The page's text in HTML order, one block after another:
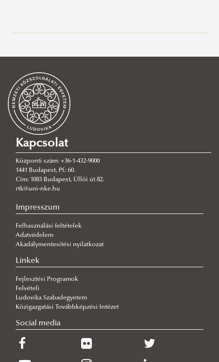
A kar vezetése
Dékán
Általános és fejlesztési dékánhelyettes
Általános és fejlesztési dékánhelyettes
Fejlesztési osztályvezető
Oktatási dékánhelyettes
Oktatási dékánhelyettes
Tanulmányi osztályvezető
​​Tudományos és nemzetközi dékánhelyettes
Tudományos és nemzetközi dékánhelyettes
Tudományos és nemzetközi osztályvezető
Rendészeti Kiképzési és Nevelési Intézet vezetője
Katasztrófavédelmi Intézet vezetője
Dékáni Hivatal
Dékáni hivatalvezető
Kari Tanács
Kari Tanács 2026. évi határozatai
Kari Tanács 2025. évi határozatai
Kari Tanács 2024. évi határozatai
Kari Tanács 2023. évi határozatai
Kari Tanács 2022. évi határozatai
Kari Tanács 2021. évi határozatai
Kari Tanács 2020. évi határozatai
Kari Tanács 2019. évi határozatai
Kari Tanács 2018. évi határozatai
Kapcsolat
Központi szám: +36-1-432-9000
1441 Budapest, Pf.: 60.
Cím: 1083 Budapest, Üllői út 82.
rtk@uni-nke.hu
Impresszum
Felhasználási feltételek
Adatvédelem
Akadálymentesítési nyilatkozat
Linkek
Fejlesztési Programok
Felvételi
Ludovika Szabadegyetem
Közigazgatási Továbbképzési Intézet
Social media